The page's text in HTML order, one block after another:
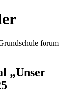
„Unser